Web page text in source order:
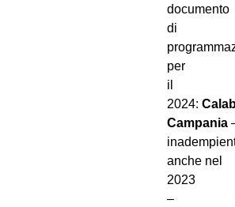
documento
di
per
il
2024:
Campania
anche nel
2023
–